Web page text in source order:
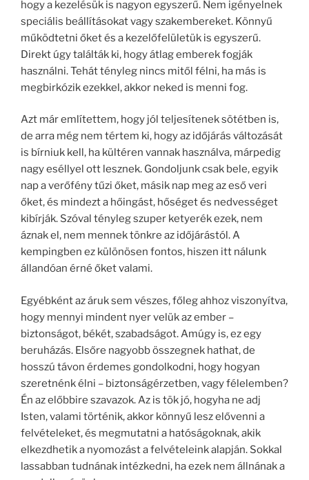
hogy a kezelésük is nagyon egyszerű. Nem igényelnek
speciális beállításokat vagy szakembereket. Könnyű
működtetni őket és a kezelőfelületük is egyszerű.
Direkt úgy találták ki, hogy átlag emberek fogják
használni. Tehát tényleg nincs mitől félni, ha más is
megbirkózik ezekkel, akkor neked is menni fog.
Azt már említettem, hogy jól teljesítenek sötétben is,
de arra még nem tértem ki, hogy az időjárás változását
is bírniuk kell, ha kültéren vannak használva, márpedig
nagy eséllyel ott lesznek. Gondoljunk csak bele, egyik
nap a verőfény tűzi őket, másik nap meg az eső veri
őket, és mindezt a hőingást, hőséget és nedvességet
kibírják. Szóval tényleg szuper ketyerék ezek, nem
áznak el, nem mennek tönkre az időjárástól. A
kempingben ez különösen fontos, hiszen itt nálunk
állandóan érné őket valami.
Egyébként az áruk sem vészes, főleg ahhoz viszonyítva,
hogy mennyi mindent nyer velük az ember –
biztonságot, békét, szabadságot. Amúgy is, ez egy
beruházás. Elsőre nagyobb összegnek hathat, de
hosszú távon érdemes gondolkodni, hogy hogyan
szeretnénk élni – biztonságérzetben, vagy félelemben?
Én az előbbire szavazok. Az is tök jó, hogyha ne adj
Isten, valami történik, akkor könnyű lesz elővenni a
felvételeket, és megmutatni a hatóságoknak, akik
elkezdhetik a nyomozást a felvételeink alapján. Sokkal
lassabban tudnának intézkedni, ha ezek nem állnának a